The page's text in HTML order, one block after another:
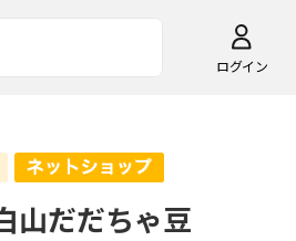
ログイン
山だだちゃ豆